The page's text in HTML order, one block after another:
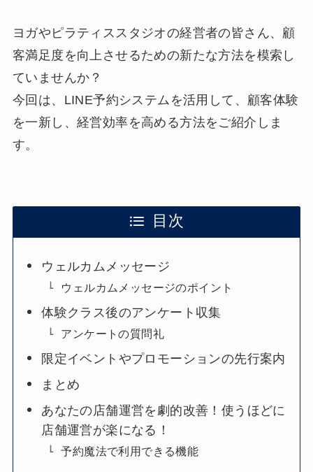
ヨガやピラティススタジオの経営者の皆さん、顧
客満足度を向上させるための新たな方法を模索し
ていませんか？
今回は、LINE予約システムを活用して、顧客体験
を一新し、経営効率を高める方法をご紹介しま
す。
目次
ウェルカムメッセージ
ウェルカムメッセージのポイント
体験クラス後のアンケート収集
アンケートの質問礼
限定イベントやプロモーションの先行案内
まとめ
あなたの店舗運営を劇的改善！使うほどに
店舗運営が楽になる！
予約魔法で利用できる機能